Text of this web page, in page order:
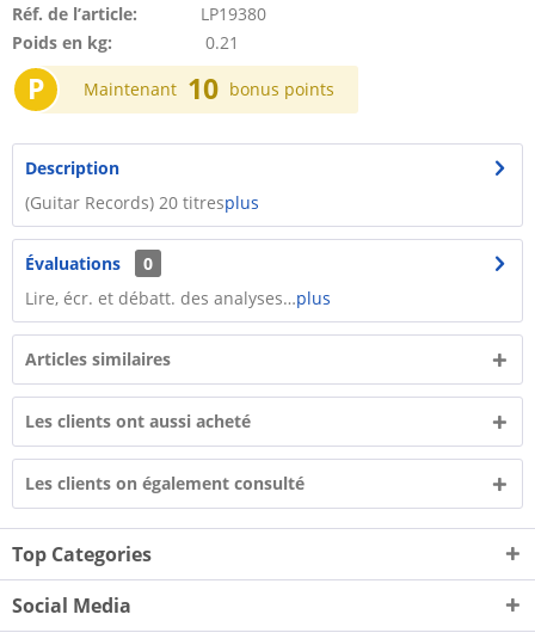
Réf. de l’article:
LP19380
Poids en kg:
0.21
P Maintenant 10 bonus points
Description
(Guitar Records) 20 titresplus
Évaluations
0
Lire, écr. et débatt. des analyses…plus
Articles similaires
Les clients ont aussi acheté
Les clients on également consulté
Top Categories
Social Media